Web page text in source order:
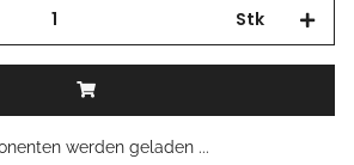
Stk
werden geladen ...